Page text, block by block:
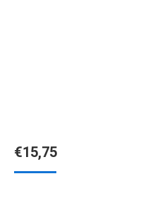
€15,75